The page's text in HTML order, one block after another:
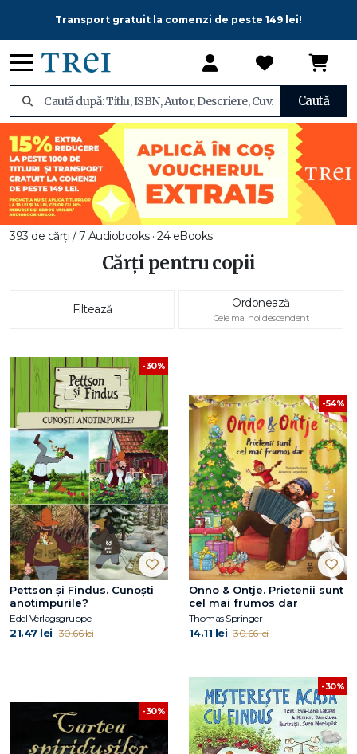
Transport gratuit la comenzi de peste 149 lei!
Caută
393 de cărți / 7 Audiobooks · 24 eBooks
Cărți pentru copii
Filtează Ordonează
Cele mai noi descendent
-30%
Pettson și Findus. Cunoști
anotimpurile?
Edel Verlagsgruppe
21.47 lei 30.66 lei
-54%
Onno & Ontje. Prietenii sunt
cel mai frumos dar
Thomas Springer
14.11 lei 30.66 lei
-30%
-30%